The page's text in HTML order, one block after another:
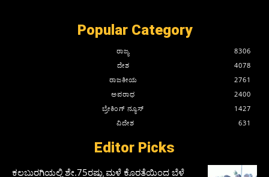
Popular Category
ರಾಜ್ಯ
8306
ದೇಶ
4078
ರಾಜಕೀಯ
2761
ಅಪರಾಧ
2400
ಬ್ರೇಕಿಂಗ್ ನ್ಯೂಸ್
1427
ವಿದೇಶ
631
Editor Picks
ಕಲಬುರಗಿಯಲ್ಲಿ ಶೇ.75ರಷ್ಟು ಮಳೆ ಕೊರತೆಯಿಂದ ಬೆಳೆ